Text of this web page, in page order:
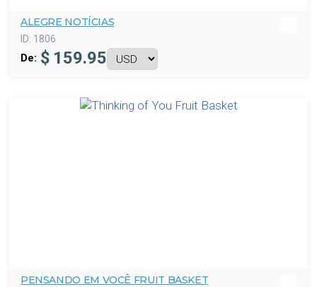
ALEGRE NOTÍCIAS
ID: 1806
De: $ 159.95
PENSANDO EM VOCÊ FRUIT BASKET